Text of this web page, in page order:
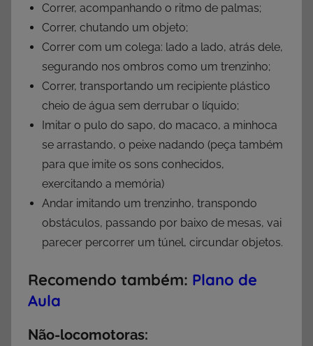
Correr, acompanhando o ritmo de palmas;
Correr, chutando um objeto;
Correr com um colega: lado a lado, atrás dele,
segurando nos ombros como um trenzinho;
Correr, transportando um recipiente plástico
cheio de água sem derrubar o líquido;
Imitar o pulo do sapo, do macaco, a minhoca
se arrastando, o peixe nadando (peça também
para que imite os sons conhecidos,
exercitando a memória)
Andar imitando um trenzinho, transpondo
obstáculos, passando por baixo de mesas, vai
parecer percorrer um túnel, circundar objetos.
Recomendo também: Plano de
Aula
Não-locomotoras: